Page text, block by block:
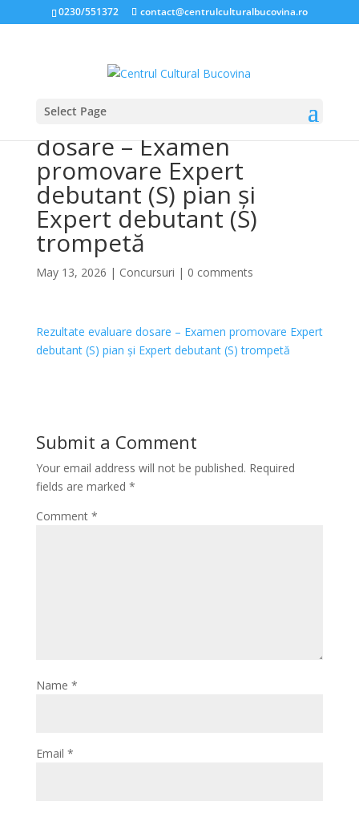
0230/551372 contact@centrulculturalbucovina.ro
Select Page
Rezultate evaluare
dosare – Examen
promovare Expert
debutant (S) pian și
Expert debutant (S)
trompetă
May 13, 2026 | Concursuri | 0 comments
Rezultate evaluare dosare – Examen promovare Expert
debutant (S) pian și Expert debutant (S) trompetă
Submit a Comment
Your email address will not be published. Required
fields are marked *
Comment *
Name *
Email *